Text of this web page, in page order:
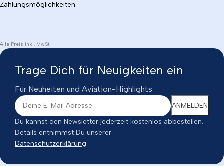
Zahlungsmöglichkeiten
Alle Preis inkl. MwSt
Trage Dich für Neuigkeiten ein
Für Neuheiten und Aviation-Highlights
Du kannst den Newsletter jederzeit kostenlos abbestellen.
Details entnimmst Du unserer
Datenschutzerklärung.